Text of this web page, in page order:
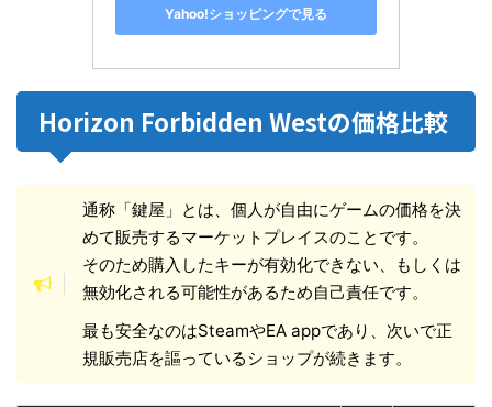
Yahoo!ショッピングで見る
Horizon Forbidden Westの価格比較
通称「鍵屋」とは、個人が自由にゲームの価格を決
めて販売するマーケットプレイスのことです。
そのため購入したキーが有効化できない、もしくは
無効化される可能性があるため自己責任です。
最も安全なのはSteamやEA appであり、次いで正
規販売店を謳っているショップが続きます。